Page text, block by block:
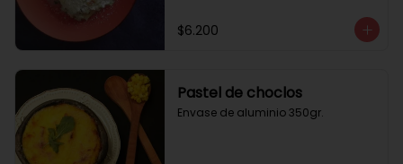
$6.200
Pastel de choclos
Envase de aluminio 350gr.